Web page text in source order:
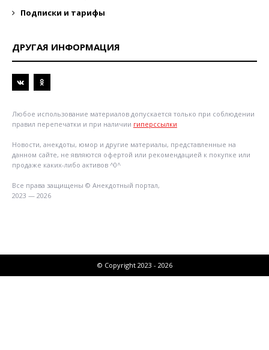
Подписки и тарифы
ДРУГАЯ ИНФОРМАЦИЯ
Любое использование материалов допускается только при соблюдении
правил перепечатки и при наличии гиперссылки
Новости, анекдоты, юмор и другие материалы, представленные на
данном сайте, не являются офертой или рекомендацией к покупке или
продаже каких-либо активов ^0^
Все права защищены © Анекдотный портал,
2023 — 2026
© Copyright 2023 - 2026